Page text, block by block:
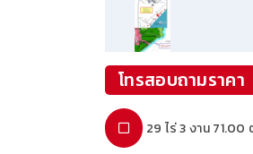
โทรสอบถามราคา
29 ไร่ 3 งาน 71.00